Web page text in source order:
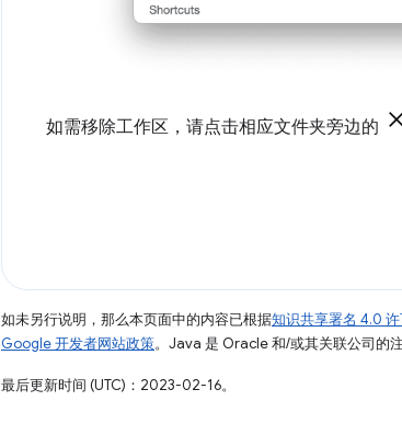
如需移除工作区，请点击相应文件夹旁边的
如未另行说明，那么本页面中的内容已根据知识共享署名 4.0
Google 开发者网站政策。Java 是 Oracle 和/或其关联公司的注
最后更新时间 (UTC)：2023-02-16。